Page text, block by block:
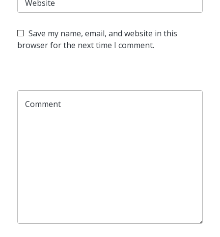
Save my name, email, and website in this
browser for the next time I comment.